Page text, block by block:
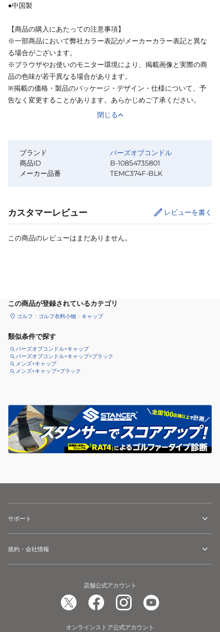
●中国製
【商品の購入にあたっての注意事項】
※一部商品において弊社カラー表記がメーカーカラー表記と異な
る場合がございます。
※ブラウザやお使いのモニター環境により、掲載画像と実際の商
品の色味が若干異なる場合があります。
※掲載の価格・製品のパッケージ・デザイン・仕様について、予
告なく変更することがあります。あらかじめご了承ください。
閉じる
ブランド
バーズオブコンドル
商品ID
B-10854735801
メーカー品番
TEMC374F-BLK
カスタマーレビュー レビューを書く
この商品のレビューはまだありません。
この商品が登録されているカテゴリ
ゴルフ ゴルフ衣料小物 キャップ
類似条件で探す
バーズオブコンドル×キャップ
バーズオブコンドル×キャップ×ブラック
メンズ×キャップ
メンズ×キャップ×ブラック
サポート
規約・会社情報
店舗公式アカウント
オンラインストア公式アカウント